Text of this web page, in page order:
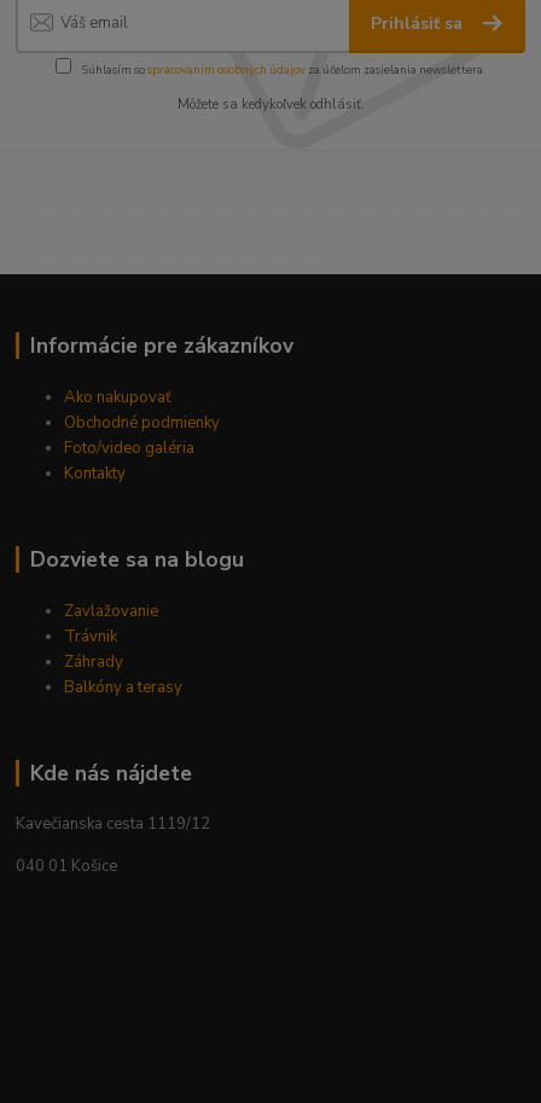
Prihlásiť sa
Súhlasím sospracovaním osobných údajov za účelom zasielania newslettera.
Môžete sa kedykoľvek odhlásiť.
Informácie pre zákazníkov
Ako nakupovať
Obchodné podmienky
Foto/video galéria
Kontakty
Dozviete sa na blogu
Zavlažovanie
Trávnik
Záhrady
Balkóny a terasy
Kde nás nájdete
Kavečianska cesta 1119/12
040 01 Košice